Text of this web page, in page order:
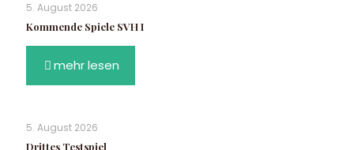
5. August 2026
Kommende Spiele SVH I
mehr lesen
5. August 2026
Drittes Testspiel